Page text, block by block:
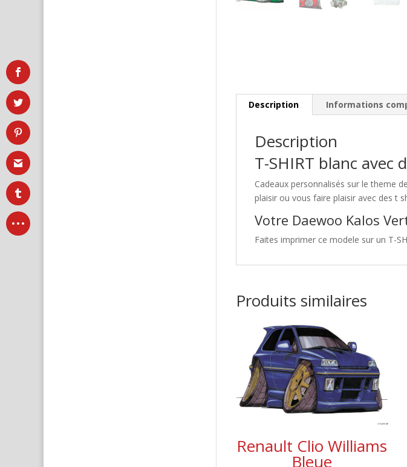
Description Informations
Description
T-SHIRT blanc avec
Cadeaux personnalisés sur le theme
plaisir ou vous faire plaisir avec des t
Votre Daewoo Kalos
Faites imprimer ce modele sur un T-
Produits similaires
Renault Clio Williams
Bleue